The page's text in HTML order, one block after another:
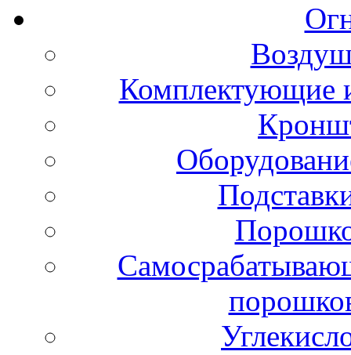
Комплектующие